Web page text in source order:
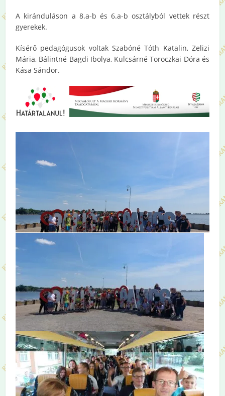
A kiránduláson a 8.a-b és 6.a-b osztályból vettek részt
gyerekek.
Kísérő pedagógusok voltak Szabóné Tóth Katalin, Zelizi
Mária, Bálintné Bagdi Ibolya, Kulcsárné Toroczkai Dóra és
Kása Sándor.